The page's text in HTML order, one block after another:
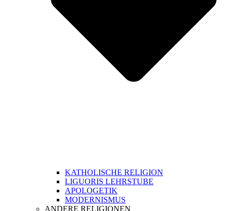
KATHOLISCHE RELIGION
LIGUORIS LEHRSTUBE
APOLOGETIK
MODERNISMUS
ANDERE RELIGIONEN